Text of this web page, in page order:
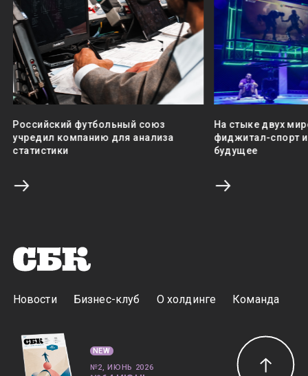
Российский футбольный союз
учредил компанию для анализа
статистики
На стыке двух
фиджитал-спорт
будущее
Новости Бизнес-клуб О холдинге Команда
NEW
№2, ИЮНЬ 2026